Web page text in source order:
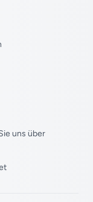
uns über